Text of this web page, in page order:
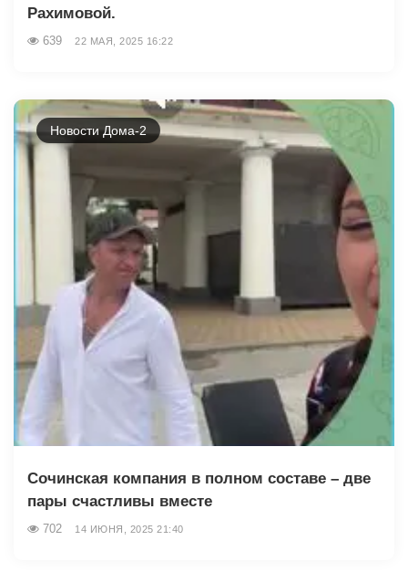
Рахимовой.
639 22 МАЯ, 2025 16:22
Новости Дома-2
Сочинская компания в полном составе – две
пары счастливы вместе
702 14 ИЮНЯ, 2025 21:40